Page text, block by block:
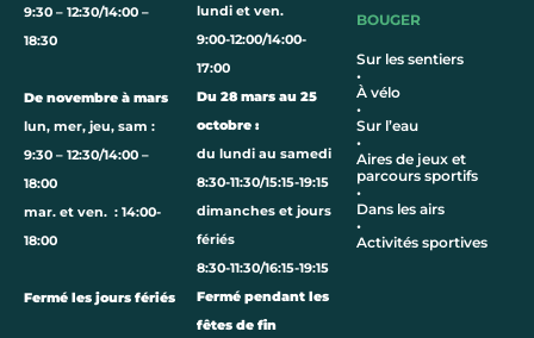
9:30 – 12:30/14:00 –
18:30
De novembre à mars
lun, mer, jeu, sam :
9:30 – 12:30/14:00 –
18:00
mar. et ven. : 14:00-
18:00
Fermé les jours fériés
lundi et ven.
9:00-12:00/14:00-
17:00
Du 28 mars au 25
octobre :
du lundi au samedi
8:30-11:30/15:15-19:15
dimanches et jours
fériés
8:30-11:30/16:15-19:15
Fermé pendant les
fêtes de fin
BOUGER
Sur les sentiers
•
À vélo
•
Sur l’eau
•
Aires de jeux et
parcours sportifs
•
Dans les airs
•
Activités sportives